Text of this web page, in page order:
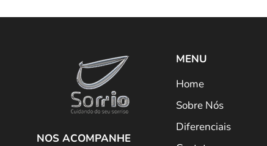
NOS ACOMPANHE
MENU
Home
Sobre Nós
Diferenciais